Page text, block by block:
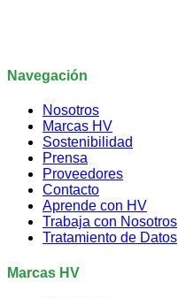
Navegación
Nosotros
Marcas HV
Sostenibilidad
Prensa
Proveedores
Contacto
Aprende con HV
Trabaja con Nosotros
Tratamiento de Datos
Marcas HV